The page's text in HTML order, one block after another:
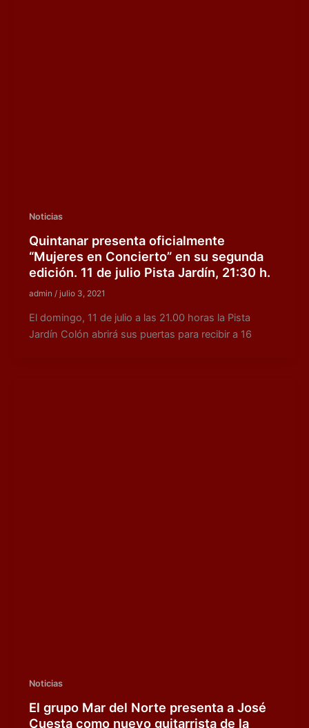
Noticias
Quintanar presenta oficialmente
“Mujeres en Concierto” en su segunda
edición. 11 de julio Pista Jardín, 21:30 h.
admin / julio 3, 2021
El domingo, 11 de julio a las 21.00 horas la Pista
Jardín Colón abrirá sus puertas para recibir a 16
Noticias
El grupo Mar del Norte presenta a José
Cuesta como nuevo guitarrista de la